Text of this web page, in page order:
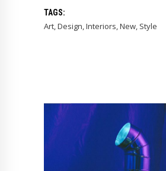
TAGS:
Art,Design,Interiors,New, Style